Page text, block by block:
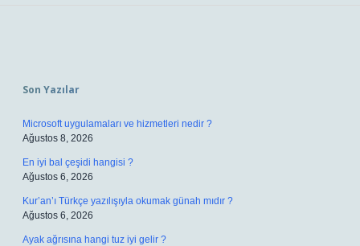
Son Yazılar
Microsoft uygulamaları ve hizmetleri nedir ?
Ağustos 8, 2026
En iyi bal çeşidi hangisi ?
Ağustos 6, 2026
Kur’an’ı Türkçe yazılışıyla okumak günah mıdır ?
Ağustos 6, 2026
Ayak ağrısına hangi tuz iyi gelir ?